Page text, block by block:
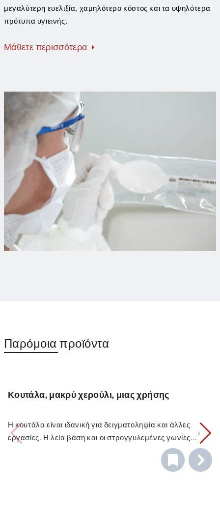
μεγαλύτερη ευελιξία, χαμηλότερο κόστος και τα υψηλότερα
πρότυπα υγιεινής.
Μάθετε περισσότερα
Παρόμοια προϊόντα
Κουτάλα, μακρύ χερούλι, μιας χρήσης
Η κουτάλα είναι ιδανική για δειγματοληψία και άλλες
εργασίες. Η λεία βάση και οι στρογγυλεμένες γωνίες
καθιστούν δυνατή την πρόσβαση σε κάθε γωνία του
δοχείου ή την αφαίρεση του μέσου απευθείας από τον